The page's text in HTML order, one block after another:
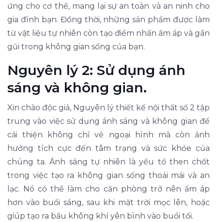
ứng cho cơ thể, mang lại sự an toàn và an ninh cho
gia đình bạn. Đồng thời, những sản phẩm được làm
từ vật liệu tự nhiên còn tạo điểm nhấn ấm áp và gần
gũi trong không gian sống của bạn.
Nguyên lý 2: Sử dụng ánh
sáng và không gian.
Xin chào độc giả, Nguyên lý thiết kế nội thất số 2 tập
trung vào việc sử dụng ánh sáng và không gian để
cải thiện không chỉ vẻ ngoại hình mà còn ảnh
hưởng tích cực đến tâm trạng và sức khỏe của
chúng ta. Ánh sáng tự nhiên là yếu tố then chốt
trong việc tạo ra không gian sống thoải mái và an
lạc. Nó có thể làm cho căn phòng trở nên ấm áp
hơn vào buổi sáng, sau khi mặt trời mọc lên, hoặc
giúp tạo ra bầu không khí yên bình vào buổi tối.